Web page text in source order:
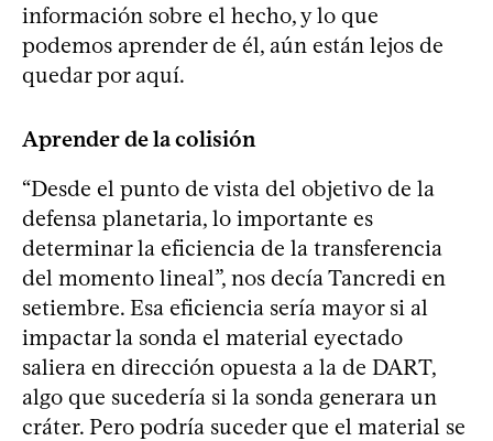
información sobre el hecho, y lo que
podemos aprender de él, aún están lejos de
quedar por aquí.
Aprender de la colisión
“Desde el punto de vista del objetivo de la
defensa planetaria, lo importante es
determinar la eficiencia de la transferencia
del momento lineal”, nos decía Tancredi en
setiembre. Esa eficiencia sería mayor si al
impactar la sonda el material eyectado
saliera en dirección opuesta a la de DART,
algo que sucedería si la sonda generara un
cráter. Pero podría suceder que el material se